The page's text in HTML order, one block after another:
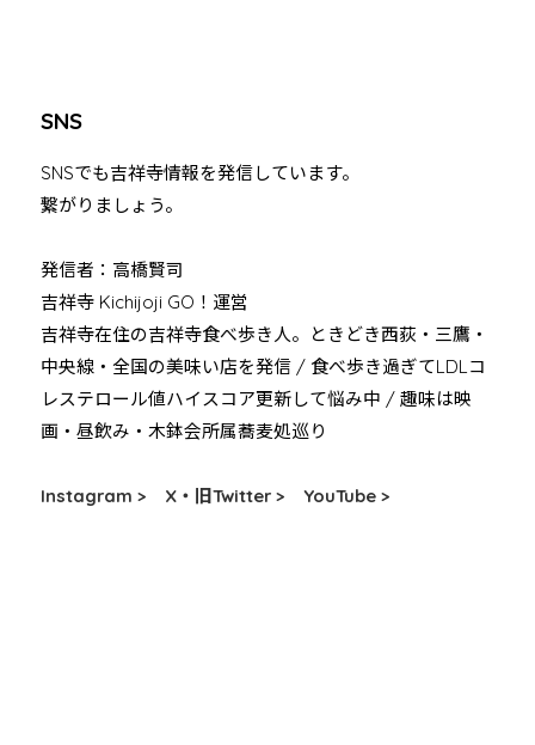
SNS
SNSでも吉祥寺情報を発信しています。
繋がりましょう。
発信者：高橋賢司
吉祥寺 Kichijoji GO！運営
吉祥寺在住の吉祥寺食べ歩き人。ときどき西荻・三鷹・
中央線・全国の美味い店を発信 / 食べ歩き過ぎてLDLコ
レステロール値ハイスコア更新して悩み中 / 趣味は映
画・昼飲み・木鉢会所属蕎麦処巡り
Instagram > X・旧Twitter > YouTube >